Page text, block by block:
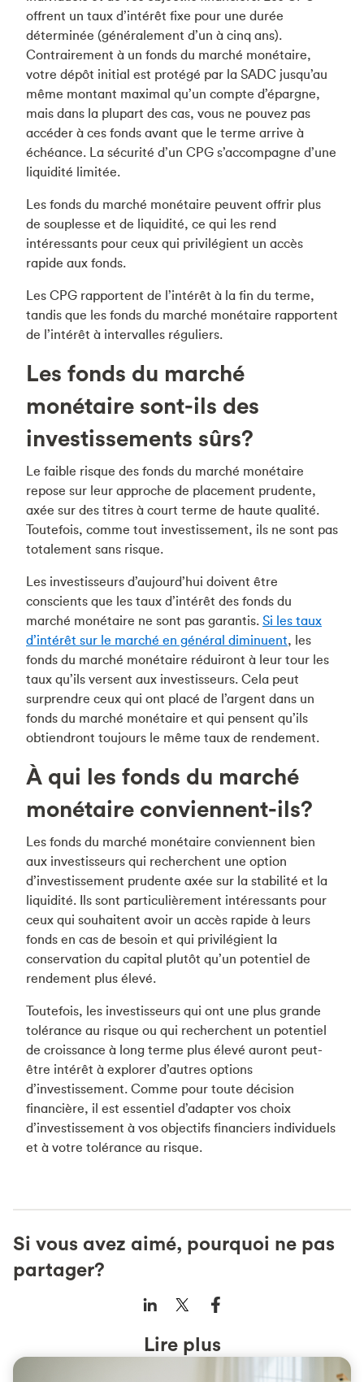
offrent un taux d’intérêt fixe pour une durée
déterminée (généralement d’un à cinq ans).
Contrairement à un fonds du marché monétaire,
votre dépôt initial est protégé par la SADC jusqu’au
même montant maximal qu’un compte d’épargne,
mais dans la plupart des cas, vous ne pouvez pas
accéder à ces fonds avant que le terme arrive à
échéance. La sécurité d’un CPG s’accompagne d’une
liquidité limitée.
Les fonds du marché monétaire peuvent offrir plus
de souplesse et de liquidité, ce qui les rend
intéressants pour ceux qui privilégient un accès
rapide aux fonds.
Les CPG rapportent de l’intérêt à la fin du terme,
tandis que les fonds du marché monétaire rapportent
de l’intérêt à intervalles réguliers.
Les fonds du marché
monétaire sont-ils des
investissements sûrs?
Le faible risque des fonds du marché monétaire
repose sur leur approche de placement prudente,
axée sur des titres à court terme de haute qualité.
Toutefois, comme tout investissement, ils ne sont pas
totalement sans risque.
Les investisseurs d’aujourd’hui doivent être
conscients que les taux d’intérêt des fonds du
marché monétaire ne sont pas garantis. Si les taux
d’intérêt sur le marché en général diminuent, les
fonds du marché monétaire réduiront à leur tour les
taux qu’ils versent aux investisseurs. Cela peut
surprendre ceux qui ont placé de l’argent dans un
fonds du marché monétaire et qui pensent qu’ils
obtiendront toujours le même taux de rendement.
À qui les fonds du marché
monétaire conviennent-ils?
Les fonds du marché monétaire conviennent bien
aux investisseurs qui recherchent une option
d’investissement prudente axée sur la stabilité et la
liquidité. Ils sont particulièrement intéressants pour
ceux qui souhaitent avoir un accès rapide à leurs
fonds en cas de besoin et qui privilégient la
conservation du capital plutôt qu’un potentiel de
rendement plus élevé.
Toutefois, les investisseurs qui ont une plus grande
tolérance au risque ou qui recherchent un potentiel
de croissance à long terme plus élevé auront peut-
être intérêt à explorer d’autres options
d’investissement. Comme pour toute décision
financière, il est essentiel d’adapter vos choix
d’investissement à vos objectifs financiers individuels
et à votre tolérance au risque.
Si vous avez aimé, pourquoi ne pas
partager?
Lire plus